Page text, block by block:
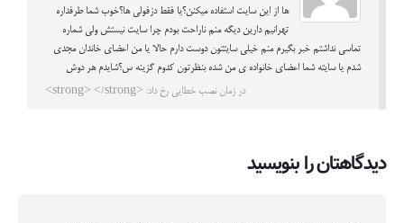
ها از این سایت استفاده میکنن؟یا فقط دزفولی ها؟خوب شما طرفداره
تهرانیم دارین دیگه منم ناراحت بودم چرا سایت نیستش ولی شماره
تماسی نداشتم خبر بگیرم منم خیلی سایتتون دوست دارم حالا یا من اعضای خاندان مجدی
شدم یا سایته شما اعضای خانواده ی من شده بنظرتون کدوم گزینه س؟شایدم هر دوش
در زمان نصب خطایی رخ داد: <strong> </strong>
دیدگاهتان را بنویسید